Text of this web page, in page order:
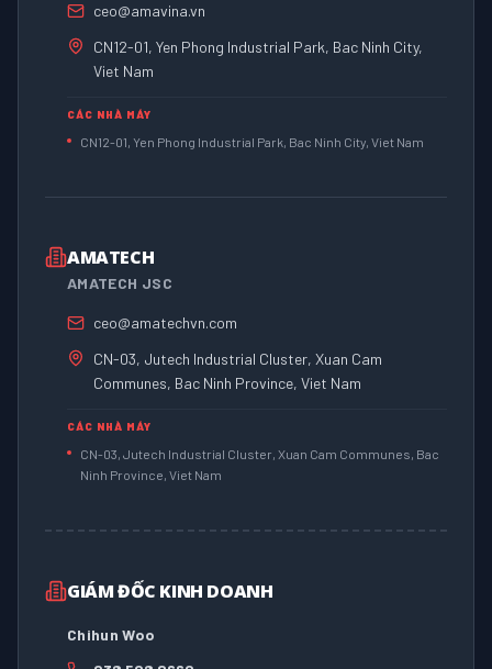
ceo@amavina.vn
CN12-01, Yen Phong Industrial Park, Bac Ninh City,
Viet Nam
CÁC NHÀ MÁY
CN12-01, Yen Phong Industrial Park, Bac Ninh City, Viet Nam
AMATECH
AMATECH JSC
ceo@amatechvn.com
CN-03, Jutech Industrial Cluster, Xuan Cam
Communes, Bac Ninh Province, Viet Nam
CÁC NHÀ MÁY
CN-03, Jutech Industrial Cluster, Xuan Cam Communes, Bac
Ninh Province, Viet Nam
GIÁM ĐỐC KINH DOANH
Chihun Woo